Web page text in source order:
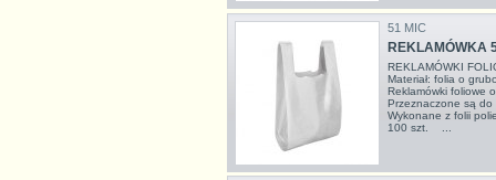
51 MIC
REKLAMÓWKA
REKLAMÓWKI
Materiał: folia o
Reklamówki foliowe
Przeznaczone są
Wykonane z folii
100 szt. ...